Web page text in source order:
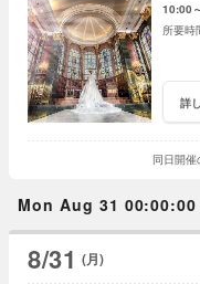
10:00
詳
同日開
Mon Aug 31 00:00:00
8/31 (月)